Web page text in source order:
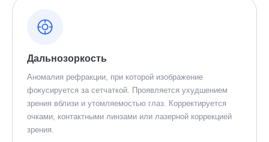
Дальнозоркость
Аномалия рефракции, при которой изображение
фокусируется за сетчаткой. Проявляется ухудшением
зрения вблизи и утомляемостью глаз. Корректируется
очками, контактными линзами или лазерной коррекцией
зрения.